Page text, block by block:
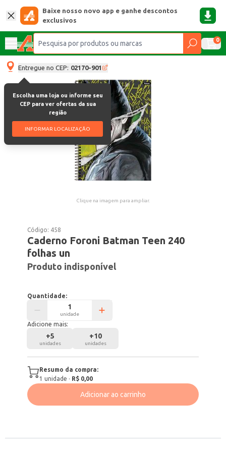
Baixe nosso novo app e ganhe descontos
exclusivos
0
Entregue no CEP: 02170-901
Escolha uma loja ou informe seu
CEP para ver ofertas da sua
região
INFORMAR LOCALIZAÇÃO
Clique na imagem para ampliar.
Código: 458
Caderno Foroni Batman Teen 240
folhas un
Produto indisponível
Quantidade:
unidade
Adicione mais:
+5
unidades
+10
unidades
Resumo da compra:
1 unidade · R$ 0,00
Adicionar ao carrinho